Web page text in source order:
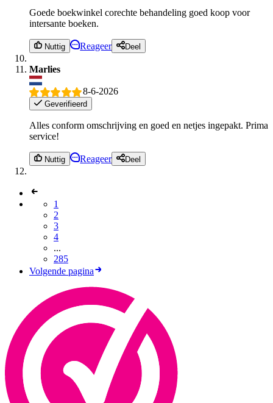
Goede boekwinkel corechte behandeling goed koop voor
intersante boeken.
Nuttig Reageer Deel
Marlies
8-6-2026
Geverifieerd
Alles conform omschrijving en goed en netjes ingepakt. Prima
service!
Nuttig Reageer Deel
1
2
3
4
...
285
Volgende pagina